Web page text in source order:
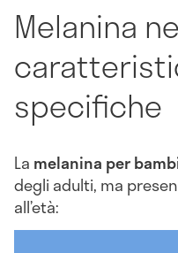
Melanina
specifiche
La melanina per
degli adulti, ma
all’età: